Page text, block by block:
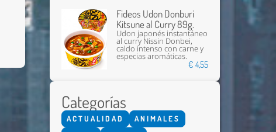
Fideos Udon Donburi
Kitsune al Curry 89g.
Udon japonés instantáneo
al curry Nissin Donbei,
caldo intenso con carne y
especias aromáticas.
€ 4,55
Categorías
ACTUALIDAD
ANIMALES